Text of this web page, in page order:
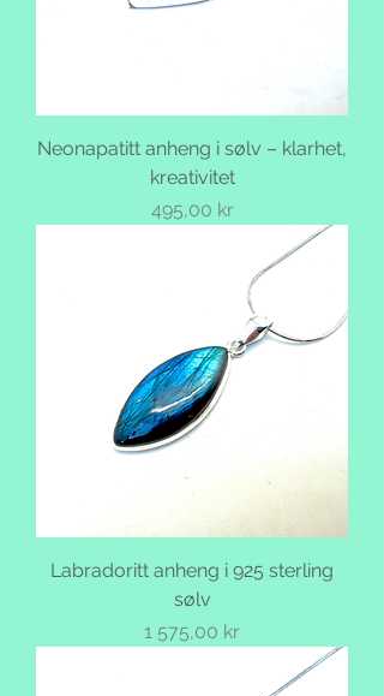
Neonapatitt anheng i sølv – klarhet,
kreativitet
Pris
495,00 kr
Labradoritt anheng i 925 sterling
sølv
Pris
1 575,00 kr